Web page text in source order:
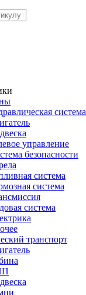
система
управление
безопасности
система
система
система
транспорт